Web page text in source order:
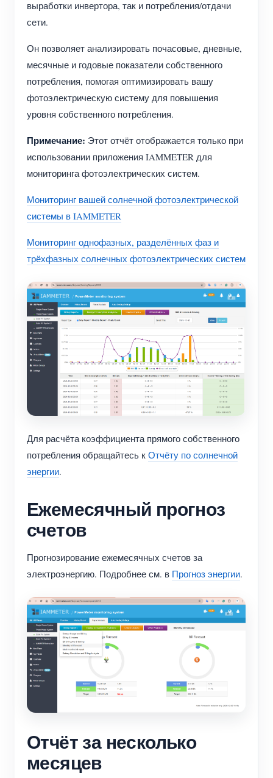
выработки инвертора, так и потребления/отдачи
сети.
Он позволяет анализировать почасовые, дневные,
месячные и годовые показатели собственного
потребления, помогая оптимизировать вашу
фотоэлектрическую систему для повышения
уровня собственного потребления.
Примечание: Этот отчёт отображается только при
использовании приложения IAMMETER для
мониторинга фотоэлектрических систем.
Мониторинг вашей солнечной фотоэлектрической
системы в IAMMETER
Мониторинг однофазных, разделённых фаз и
трёхфазных солнечных фотоэлектрических систем
Для расчёта коэффициента прямого собственного
потребления обращайтесь к Отчёту по солнечной
энергии.
Ежемесячный прогноз
счетов
Прогнозирование ежемесячных счетов за
электроэнергию. Подробнее см. в Прогноз энергии.
Отчёт за несколько
месяцев